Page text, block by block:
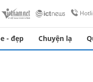
- đẹp Chuyện lạ